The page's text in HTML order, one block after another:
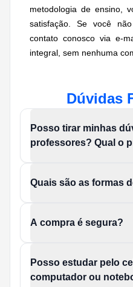
metodologia de ensino,
satisfação. Se você
contato conosco via e-
integral, sem nenhuma
Dúvidas
Posso tirar minhas
professores? Qual o
Quais são as formas
A compra é segura?
Posso estudar pelo
computador ou